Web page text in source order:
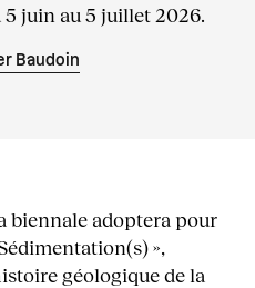
5 juin au 5 juillet 2026.
Baudoin
biennale adoptera pour
»,
géologique de la